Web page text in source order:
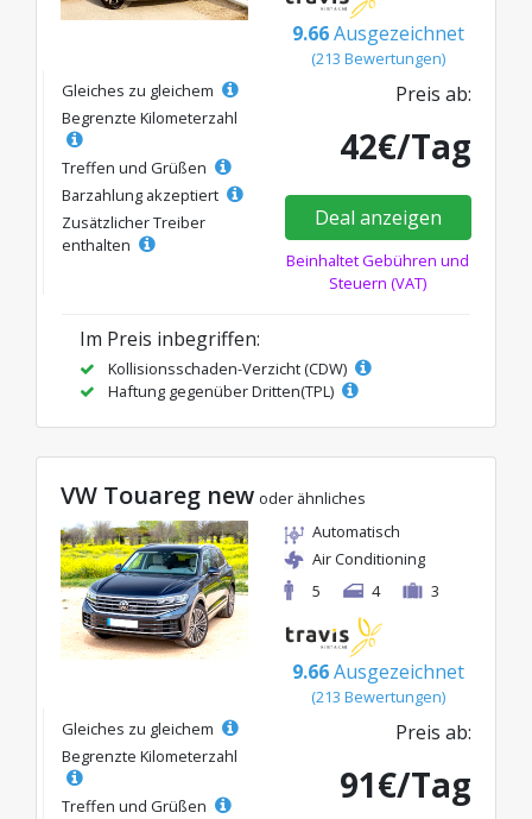
9.66 Ausgezeichnet
(213 Bewertungen)
Gleiches zu gleichem
Begrenzte Kilometerzahl
Treffen und Grüßen
Barzahlung akzeptiert
Zusätzlicher Treiber
enthalten
Preis ab:
42€/Tag
Deal anzeigen
Beinhaltet Gebühren und
Steuern (VAT)
Im Preis inbegriffen:
Kollisionsschaden-Verzicht (CDW)
Haftung gegenüber Dritten(TPL)
VW Touareg new oder ähnliches
Automatisch
Air Conditioning
5
4 3
9.66 Ausgezeichnet
(213 Bewertungen)
Gleiches zu gleichem
Begrenzte Kilometerzahl
Treffen und Grüßen
Preis ab:
91€/Tag